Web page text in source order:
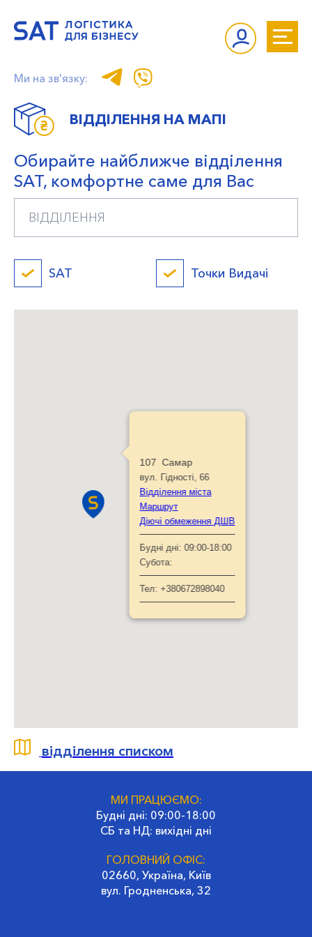
Ми на зв'язку:
ВІДДІЛЕННЯ НА МАПІ
Обирайте найближче відділення
SAT, комфортне саме для Вас
SAT Точки Видачі
107 Самар
вул. Гідності, 66
Відділення міста
Маршрут
Діючі обмеження ДШВ
Будні дні:09:00-18:00
Субота:
Тел:+380672898040
відділення списком
МИ ПРАЦЮЄМО:
Будні дні: 09:00-18:00
СБ та НД: вихідні дні
ГОЛОВНИЙ ОФІС:
02660, Україна, Київ
вул. Гродненська, 32